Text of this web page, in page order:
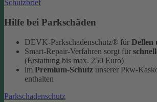
Schutzbrief
Hilfe bei Parkschäden
DEVK-Parkschadenschutz® für Dellen
Smart-Repair-Verfahren sorgt für
(Erstattung bis max. 250 Euro)
im Premium-Schutz unserer Pkw-
enthalten
Parkschadenschutz